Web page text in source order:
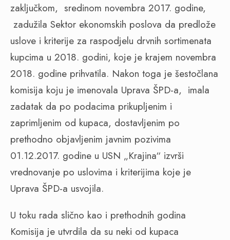
zaključkom, sredinom novembra 2017. godine,
zadužila Sektor ekonomskih poslova da predlože
uslove i kriterije za raspodjelu drvnih sortimenata
kupcima u 2018. godini, koje je krajem novembra
2018. godine prihvatila. Nakon toga je šestočlana
komisija koju je imenovala Uprava ŠPD-a, imala
zadatak da po podacima prikupljenim i
zaprimljenim od kupaca, dostavljenim po
prethodno objavljenim javnim pozivima
01.12.2017. godine u USN „Krajina“ izvrši
vrednovanje po uslovima i kriterijima koje je
Uprava ŠPD-a usvojila.
U toku rada slično kao i prethodnih godina
Komisija je utvrdila da su neki od kupaca